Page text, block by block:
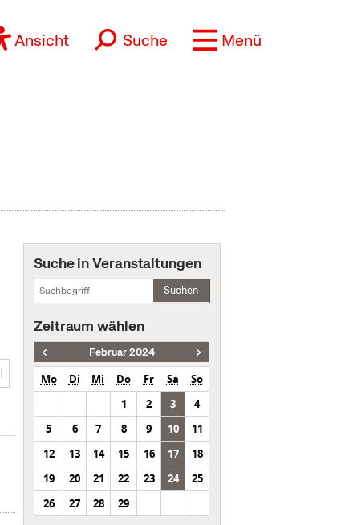
Ansicht Suche Menü
Suche in Veranstaltungen
Suchen
Zeitraum wählen
Februar 2024
Mo Di Mi Do Fr Sa
So
1
2 3
4
5
6 7 8 9 10
11
12
13 14 15 16 17
18
19
20 21 22 23 24
25
26
27 28 29